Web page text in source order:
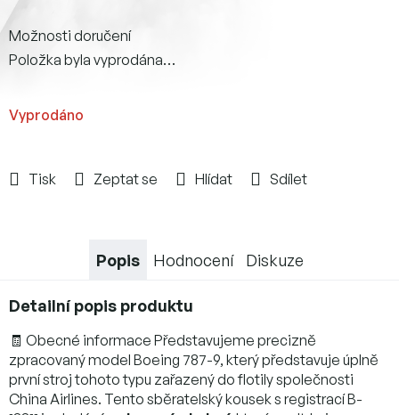
Měrná
cena:
Vyprodáno
Možnosti doručení
Položka byla vyprodána…
Tisk Zeptat se Hlídat Sdílet
Popis Hodnocení Diskuze
Detailní popis produktu
🧾 Obecné informace Představujeme precizně
zpracovaný model Boeing 787-9, který představuje úplně
první stroj tohoto typu zařazený do flotily společnosti
China Airlines. Tento sběratelský kousek s registrací B-